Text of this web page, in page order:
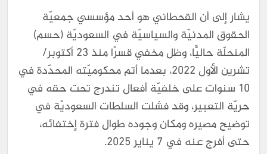
يشار إلى أن القحطاني هو أحد مؤسسي جمعيّة
الحقوق المدنيّة والسياسيّة في السعوديّة (حسم)
المنحلّة حاليًّا، وظل مخفي قسرًا منذ 23 أكتوبر/
تشرين الأول 2022، بعدما أتم محكوميّته المحدّدة في
10 سنوات على خلفيّة أفعال تندرج تحت حقه في
حريّة التعبير، وقد فشلت السلطات السعوديّة في
توضيح مصيره ومكان وجوده طوال فترة إختفائه،
حتى أفرج عنه في 7 يناير 2025.